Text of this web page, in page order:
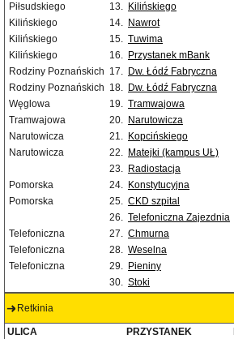
Piłsudskiego
13. Kilińskiego
Kilińskiego
14. Nawrot
Kilińskiego
15. Tuwima
Kilińskiego
16. Przystanek mBank
Rodziny Poznańskich 17. Dw. Łódź Fabryczna
Rodziny Poznańskich 18. Dw. Łódź Fabryczna
Węglowa
19. Tramwajowa
Tramwajowa
20. Narutowicza
Narutowicza
21. Kopcińskiego
Narutowicza
22. Matejki (kampus UŁ)
23. Radiostacja
Pomorska
24. Konstytucyjna
Pomorska
25. CKD szpital
26. Telefoniczna Zajezdnia
Telefoniczna
27. Chmurna
Telefoniczna
28. Weselna
Telefoniczna
29. Pieniny
30. Stoki
Retkinia
ULICA PRZYSTANEK